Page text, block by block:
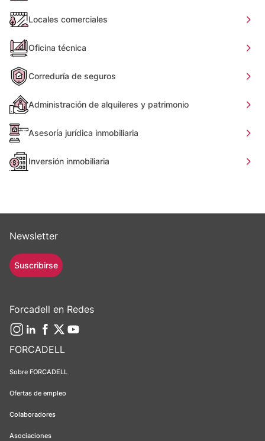
Locales comerciales
Oficina técnica
Correduría de seguros
Administración de alquileres y patrimonio
Asesoría jurídica inmobiliaria
Inversión inmobiliaria
FORCADELL
Sobre FORCADELL
Ofertas de empleo
Colaboradores
Asociaciones
Newsletter
Suscribirse
Forcadell en Redes